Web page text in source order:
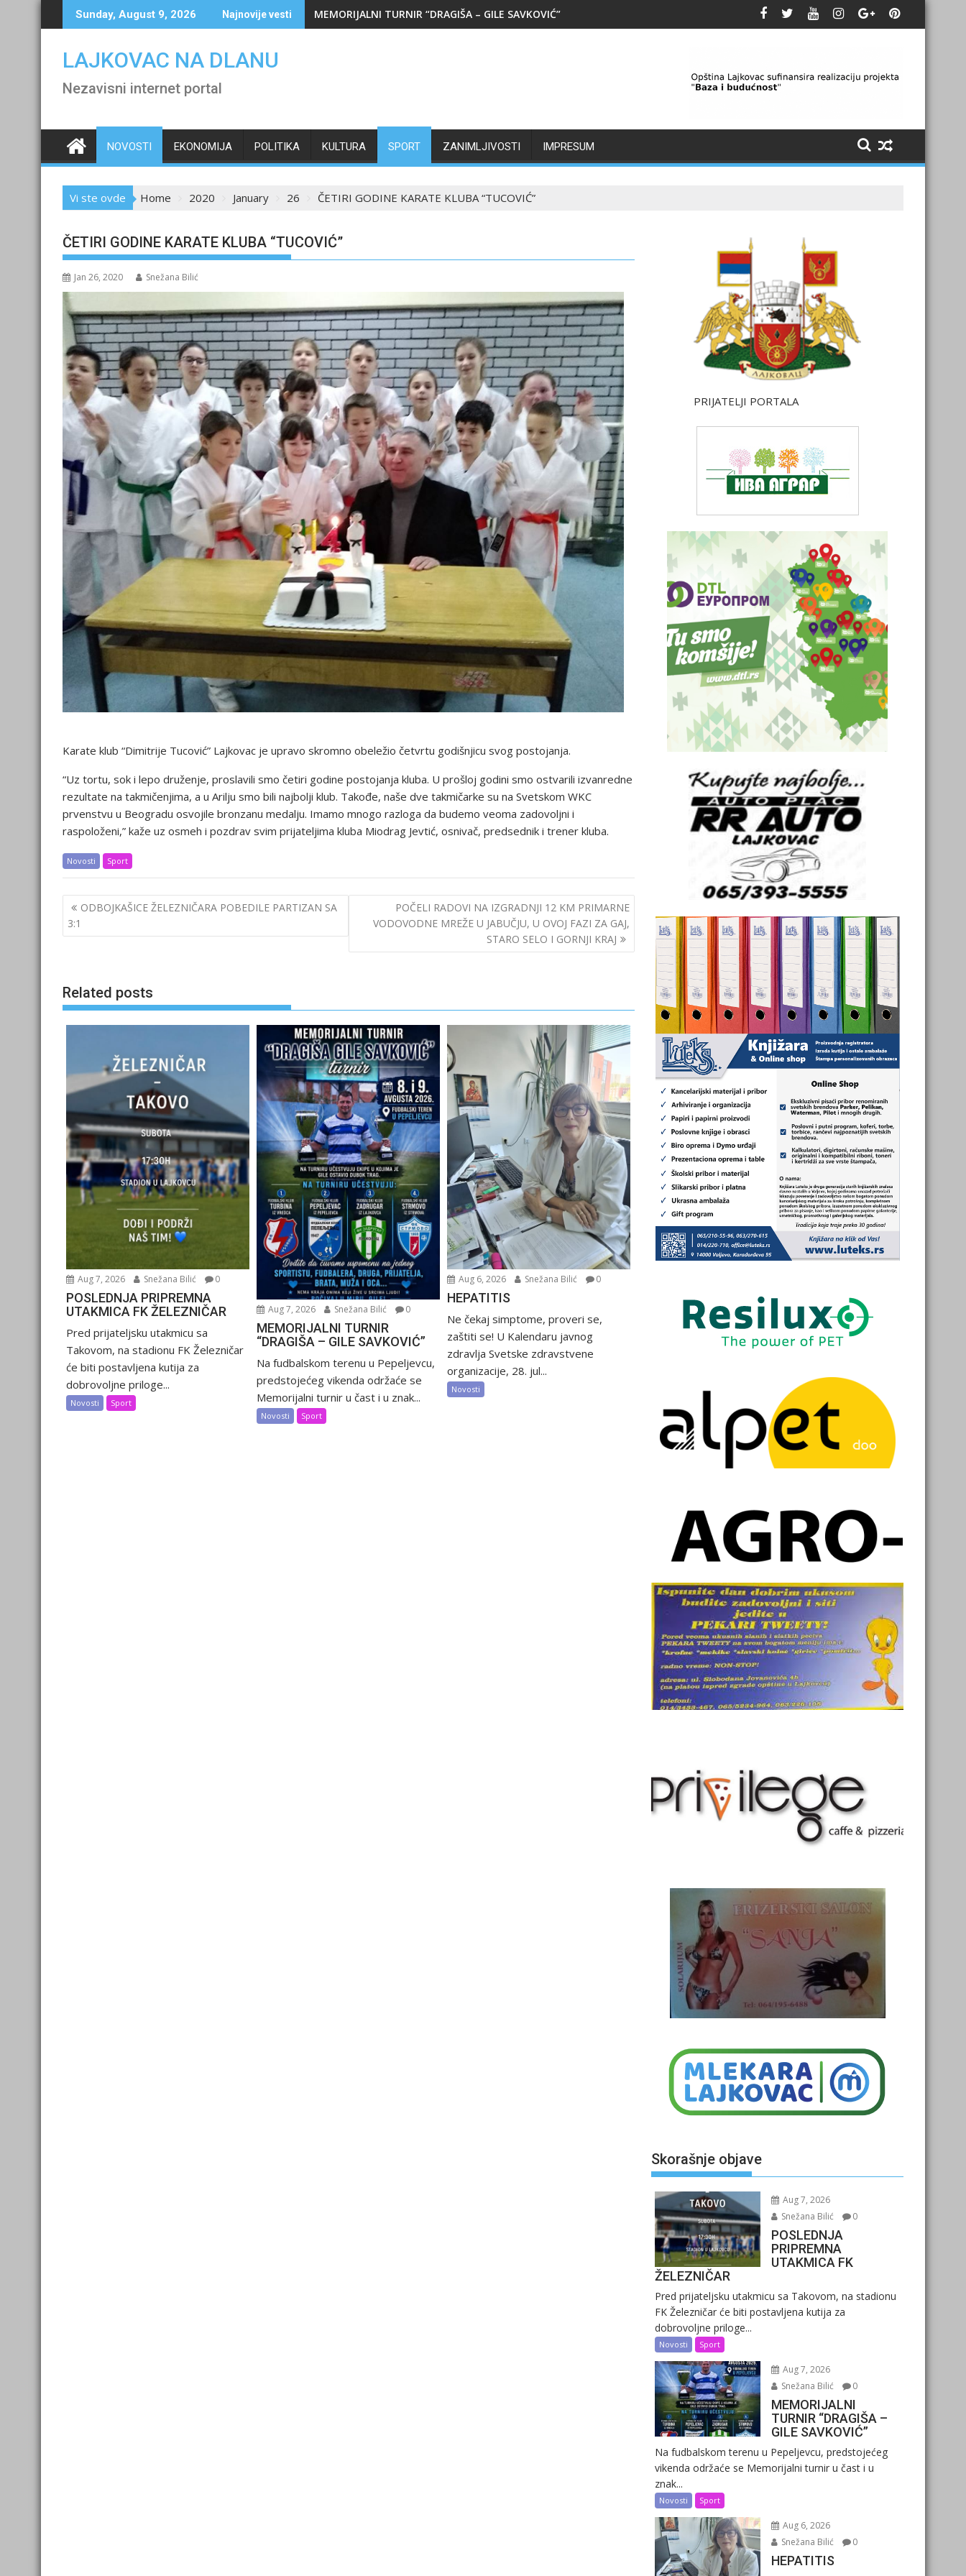
to
Sunday, August 9, 2026 Najnovije vesti MEMORIJALNI TURNIR “DRAGIŠA – GILE SAVKOVIĆ”
LAJKOVAC NA DLANU
Nezavisni internet portal
NOVOSTI EKONOMIJA POLITIKA KULTURA SPORT ZANIMLJIVOSTI IMPRESUM
Vi ste ovde Home 2020 January 26 ČETIRI GODINE KARATE KLUBA “TUCOVIĆ”
ČETIRI GODINE KARATE KLUBA “TUCOVIĆ”
Jan 26, 2020 Snežana Bilić
Karate klub “Dimitrije Tucović” Lajkovac je upravo skromno obeležio četvrtu godišnjicu svog postojanja.
“Uz tortu, sok i lepo druženje, proslavili smo četiri godine postojanja kluba. U prošloj godini smo ostvarili izvanredne
rezultate na takmičenjima, a u Arilju smo bili najbolji klub. Takođe, naše dve takmičarke su na Svetskom WKC
prvenstvu u Beogradu osvojile bronzanu medalju. Imamo mnogo razloga da budemo veoma zadovoljni i
raspoloženi,” kaže uz osmeh i pozdrav svim prijateljima kluba Miodrag Jevtić, osnivač, predsednik i trener kluba.
Novosti Sport
Post
navigation
ODBOJKAŠICE ŽELEZNIČARA POBEDILE PARTIZAN SA
3:1
POČELI RADOVI NA IZGRADNJI 12 KM PRIMARNE
VODOVODNE MREŽE U JABUČJU, U OVOJ FAZI ZA GAJ,
STARO SELO I GORNJI KRAJ
Related posts
Aug 7, 2026 Snežana Bilić 0
POSLEDNJA PRIPREMNA
UTAKMICA FK ŽELEZNIČAR
Pred prijateljsku utakmicu sa
Takovom, na stadionu FK Železničar
će biti postavljena kutija za
dobrovoljne priloge...
Novosti Sport
Aug 7, 2026 Snežana Bilić 0
MEMORIJALNI TURNIR
“DRAGIŠA – GILE SAVKOVIĆ”
Na fudbalskom terenu u Pepeljevcu,
predstojećeg vikenda održaće se
Memorijalni turnir u čast i u znak...
Novosti Sport
Aug 6, 2026 Snežana Bilić 0
HEPATITIS
Ne čekaj simptome, proveri se,
zaštiti se! U Kalendaru javnog
zdravlja Svetske zdravstvene
organizacije, 28. jul...
Novosti
PRIJATELJI PORTALA
Skorašnje objave
Aug 7, 2026
Snežana Bilić
0
POSLEDNJA
PRIPREMNA
UTAKMICA FK
ŽELEZNIČAR
Pred prijateljsku utakmicu sa Takovom, na stadionu
FK Železničar će biti postavljena kutija za
dobrovoljne priloge...
Novosti Sport
Aug 7, 2026
Snežana Bilić
0
MEMORIJALNI
TURNIR “DRAGIŠA –
GILE SAVKOVIĆ”
Na fudbalskom terenu u Pepeljevcu, predstojećeg
vikenda održaće se Memorijalni turnir u čast i u
znak...
Novosti Sport
Aug 6, 2026
Snežana Bilić
0
HEPATITIS